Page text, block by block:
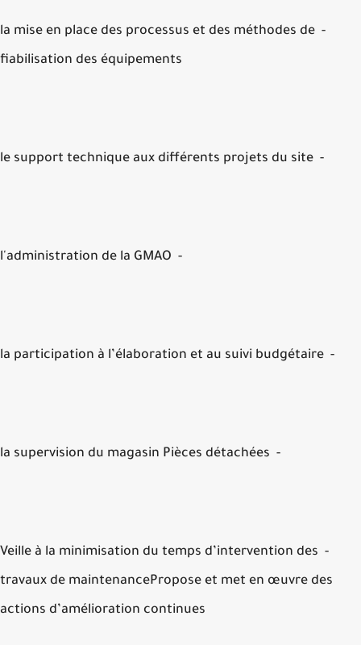
- la mise en place des processus et des méthodes de
fiabilisation des équipements
- Veille à la minimisation du temps d’intervention des
travaux de maintenancePropose et met en œuvre des
actions d’amélioration continues